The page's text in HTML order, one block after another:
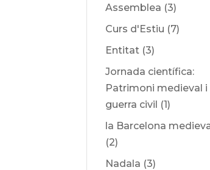
Assemblea (3)
Curs d'Estiu (7)
Entitat (3)
Jornada científica:
Patrimoni medieval i
guerra civil (1)
la Barcelona
(2)
Nadala (3)